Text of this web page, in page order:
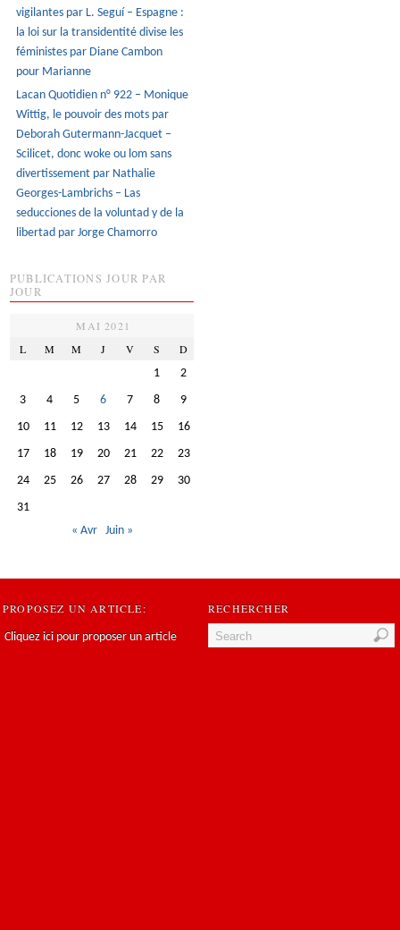
vigilantes par L. Seguí – Espagne :
la loi sur la transidentité divise les
féministes par Diane Cambon
pour Marianne
Lacan Quotidien n° 922 – Monique
Wittig, le pouvoir des mots par
Deborah Gutermann-Jacquet –
Scilicet, donc woke ou lom sans
divertissement par Nathalie
Georges-Lambrichs – Las
seducciones de la voluntad y de la
libertad par Jorge Chamorro
PUBLICATIONS JOUR PAR
JOUR
MAI 2021
L
M M J V S D
1
2
3
4 5 6 7 8
9
10
11 12 13 14 15
16
17
18 19 20 21 22
23
24
25 26 27 28 29
30
31
« Avr
Juin »
PROPOSEZ UN ARTICLE:
Cliquez ici pour proposer un article
RECHERCHER